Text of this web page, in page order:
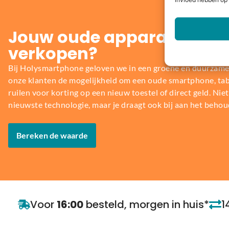
Jouw oude apparaat
verkopen?
Bij Holysmartphone geloven we in een groene en
onze klanten de mogelijkheid om een oude smartphone,
ruilen voor korting op een nieuw toestel of direct geld.
nieuwste technologie, maar je draagt ook bij aan het
Bereken de waarde
Voor 16:00 besteld, morgen in huis*